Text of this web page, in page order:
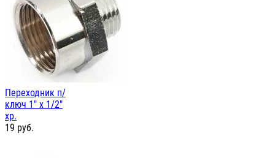
Переходник п/
ключ 1" х 1/2"
хр.
19 руб.